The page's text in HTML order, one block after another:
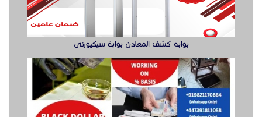
كراسي حضور عالية الجودة للمعارض